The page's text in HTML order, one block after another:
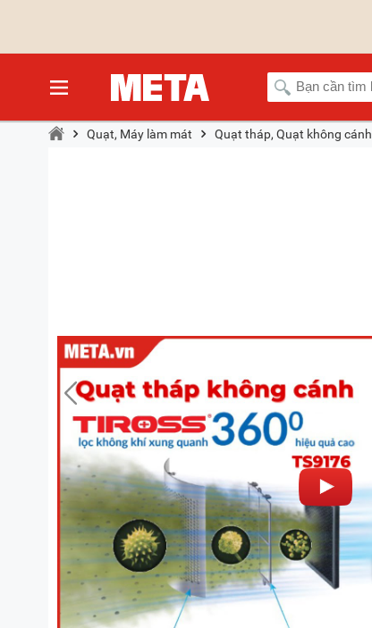
Quạt, Máy làm mát Quạt tháp, Quạt không cánh